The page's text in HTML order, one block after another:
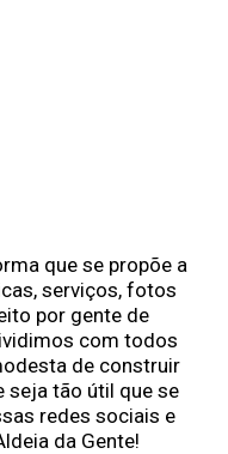
que se propõe a
serviços, fotos
por gente de
com todos
de construir
seja tão útil que se
redes sociais e
da Gente!